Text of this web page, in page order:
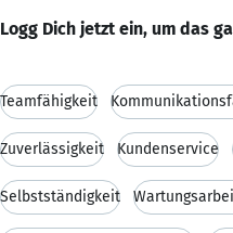
Logg Dich jetzt ein, um das
Teamfähigkeit
Zuverlässigkeit Kundenservice
Selbstständigkeit